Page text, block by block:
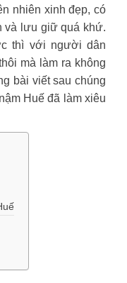
nhiên xinh đẹp, có
và lưu giữ quá khứ.
thì với người dân
mà làm ra không
bài viết sau chúng
Huế đã làm xiêu